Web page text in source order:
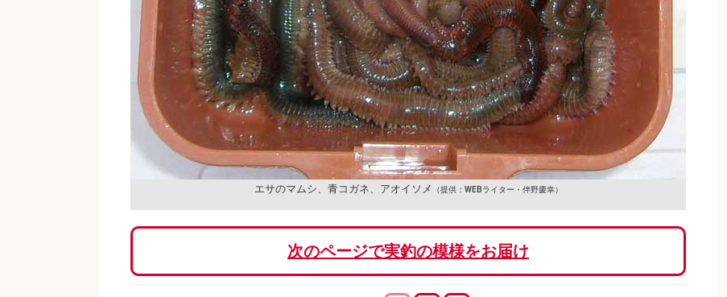
エサのマムシ、青コガネ、アオイソメ （提供：WEBライター・伴野慶幸）
次のページで実釣の模様をお届け